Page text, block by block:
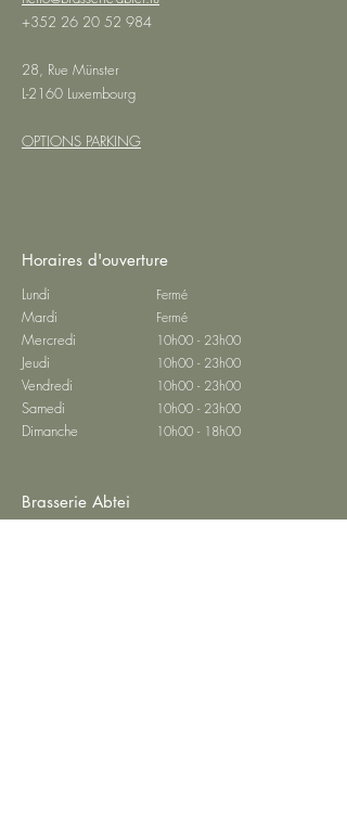
+352 26 20 52 984
28, Rue Münster
L-2160 Luxembourg
OPTIONS PARKING
Horaires d'ouverture
Lundi
Mardi
Mercredi
Jeudi
Vendredi
Samedi
Dimanche
Fermé
Fermé
10h00 - 23h00
10h00 - 23h00
10h00 - 23h00
10h00 - 23h00
10h00 - 18h00
Brasserie Abtei